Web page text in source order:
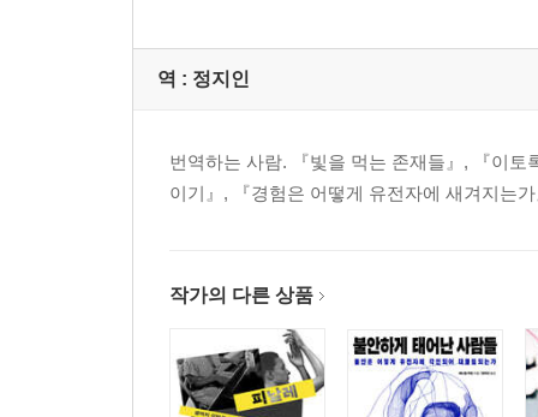
역 : 정지인
번역하는 사람. 『빛을 먹는 존재들』, 『이
이기』, 『경험은 어떻게 유전자에 새겨지는
작가의 다른 상품